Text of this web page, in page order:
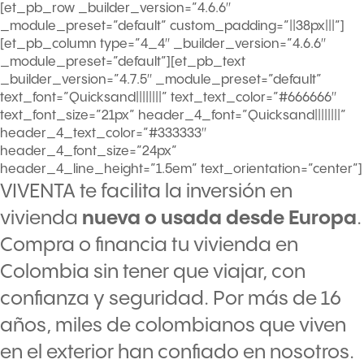
[et_pb_row _builder_version=”4.6.6″
_module_preset=”default” custom_padding=”||38px|||”]
[et_pb_column type=”4_4″ _builder_version=”4.6.6″
_module_preset=”default”][et_pb_text
_builder_version=”4.7.5″ _module_preset=”default”
text_font=”Quicksand||||||||” text_text_color=”#666666″
text_font_size=”21px” header_4_font=”Quicksand||||||||”
header_4_text_color=”#333333″
header_4_font_size=”24px”
header_4_line_height=”1.5em” text_orientation=”center”]
VIVENTA te facilita la inversión en
vivienda nueva o usada desde Europa.
Compra o financia tu vivienda en
Colombia sin tener que viajar, con
confianza y seguridad. Por más de 16
años, miles de colombianos que viven
en el exterior han confiado en nosotros.